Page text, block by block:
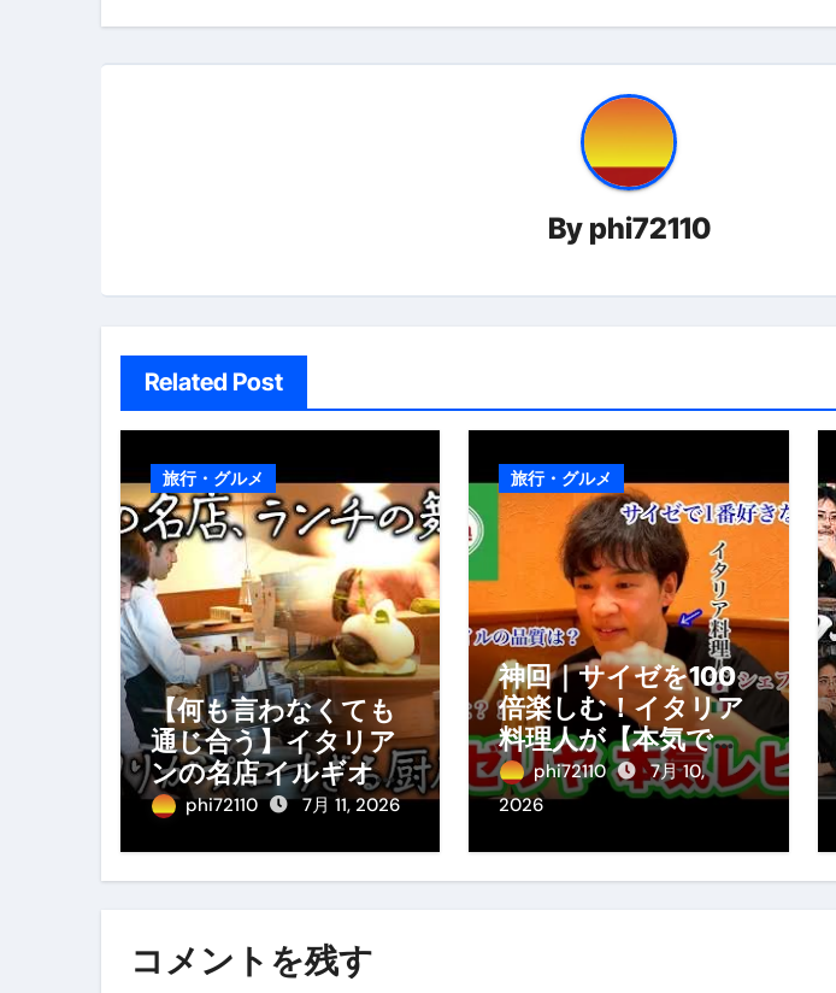
ナ
ョ
By phi72110
Related Post
旅行・グルメ
【何も言わなくても
通じ合う】イタリア
ンの名店 イルギオッ
トーネの厨房風景｜
phi72110 7月 11, 2026
旅行・グルメ
神回｜サイゼを100
倍楽しむ！イタリア
料理人が【本気で】
料理をガチ分析して
みた。
phi72110
7月 10,
2026
コメントを残す